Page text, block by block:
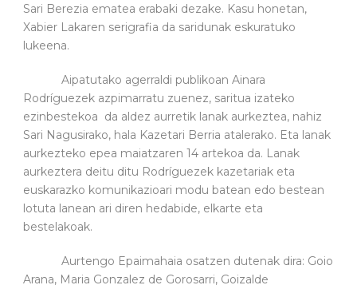
Sari Berezia ematea erabaki dezake. Kasu honetan,
Xabier Lakaren serigrafia da saridunak eskuratuko
lukeena.
Aipatutako agerraldi publikoan Ainara
Rodríguezek azpimarratu zuenez, saritua izateko
ezinbestekoa da aldez aurretik lanak aurkeztea, nahiz
Sari Nagusirako, hala Kazetari Berria atalerako. Eta lanak
aurkezteko epea maiatzaren 14 artekoa da. Lanak
aurkeztera deitu ditu Rodríguezek kazetariak eta
euskarazko komunikazioari modu batean edo bestean
lotuta lanean ari diren hedabide, elkarte eta
bestelakoak.
Aurtengo Epaimahaia osatzen dutenak dira: Goio
Arana, Maria Gonzalez de Gorosarri, Goizalde